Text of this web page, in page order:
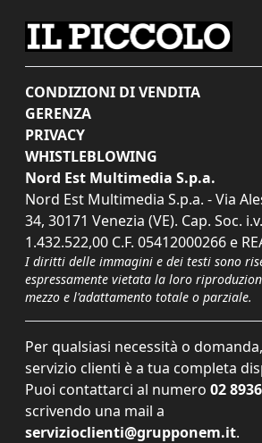
CONDIZIONI DI VENDITA
GERENZA
PRIVACY
WHISTLEBLOWING
Nord Est Multimedia S.p.a.
Nord Est Multimedia S.p.a. - Via
34, 30171 Venezia (VE). Cap. Soc.
1.432.522,00 C.F. 05412000266 e
I diritti delle immagini e dei testi sono
espressamente vietata la loro
mezzo e l'adattamento totale o parziale.
Per qualsiasi necessità o
servizio clienti è a tua completa
Puoi contattarci al numero 02
scrivendo una mail a
servizioclienti@grupponem.it.